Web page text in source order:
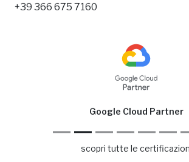
+39 366 675 7160
Google Cloud Partner
scopri tutte le